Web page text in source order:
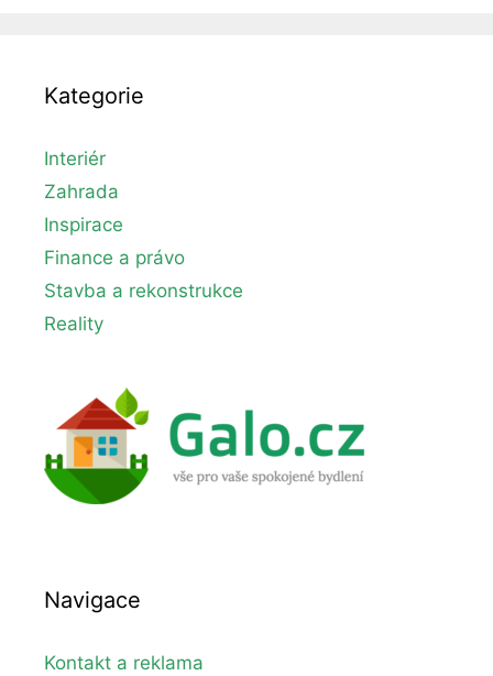
Kategorie
Interiér
Zahrada
Inspirace
Finance a právo
Stavba a rekonstrukce
Reality
Navigace
Kontakt a reklama